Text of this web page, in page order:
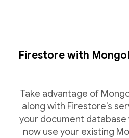
Firestore with
Take advantage of
along with Firestore's
your document database
now use your existing